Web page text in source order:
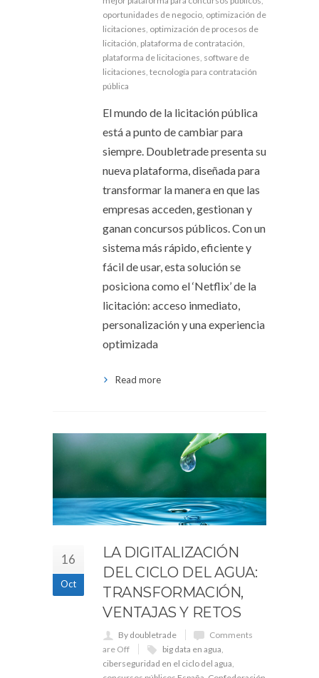
oportunidades de negocio, optimización de
licitaciones, optimización de procesos de
licitación, plataforma de contratación,
plataforma de licitaciones, software de
licitaciones, tecnología para contratación
pública
El mundo de la licitación pública
está a punto de cambiar para
siempre. Doubletrade presenta su
nueva plataforma, diseñada para
transformar la manera en que las
empresas acceden, gestionan y
ganan concursos públicos. Con un
sistema más rápido, eficiente y
fácil de usar, esta solución se
posiciona como el ‘Netflix’ de la
licitación: acceso inmediato,
personalización y una experiencia
optimizada
Read more
16
Oct
LA DIGITALIZACIÓN
DEL CICLO DEL AGUA:
TRANSFORMACIÓN,
VENTAJAS Y RETOS
By doubletrade
Comments
are Off
big data en agua,
ciberseguridad en el ciclo del agua,